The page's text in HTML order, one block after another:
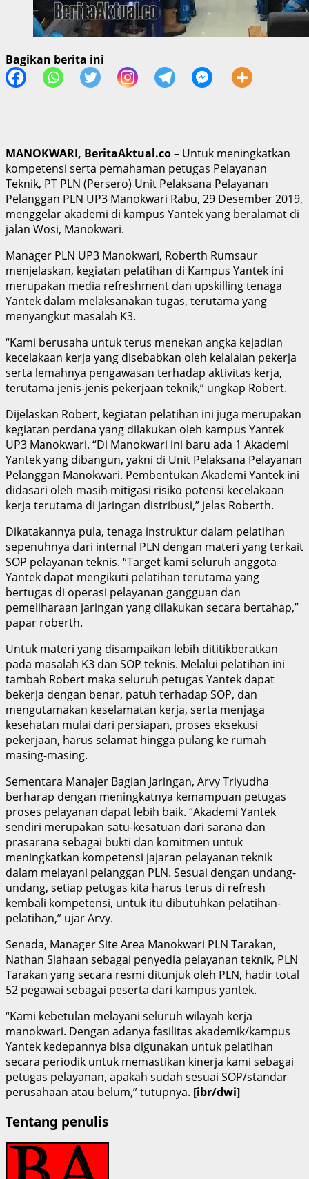
Bagikan berita ini
MANOKWARI, BeritaAktual.co – Untuk meningkatkan
kompetensi serta pemahaman petugas Pelayanan
Teknik, PT PLN (Persero) Unit Pelaksana Pelayanan
Pelanggan PLN UP3 Manokwari Rabu, 29 Desember 2019,
menggelar akademi di kampus Yantek yang beralamat di
jalan Wosi, Manokwari.
Manager PLN UP3 Manokwari, Roberth Rumsaur
menjelaskan, kegiatan pelatihan di Kampus Yantek ini
merupakan media refreshment dan upskilling tenaga
Yantek dalam melaksanakan tugas, terutama yang
menyangkut masalah K3.
“Kami berusaha untuk terus menekan angka kejadian
kecelakaan kerja yang disebabkan oleh kelalaian pekerja
serta lemahnya pengawasan terhadap aktivitas kerja,
terutama jenis-jenis pekerjaan teknik,” ungkap Robert.
Dijelaskan Robert, kegiatan pelatihan ini juga merupakan
kegiatan perdana yang dilakukan oleh kampus Yantek
UP3 Manokwari. “Di Manokwari ini baru ada 1 Akademi
Yantek yang dibangun, yakni di Unit Pelaksana Pelayanan
Pelanggan Manokwari. Pembentukan Akademi Yantek ini
didasari oleh masih mitigasi risiko potensi kecelakaan
kerja terutama di jaringan distribusi,” jelas Roberth.
Dikatakannya pula, tenaga instruktur dalam pelatihan
sepenuhnya dari internal PLN dengan materi yang terkait
SOP pelayanan teknis. “Target kami seluruh anggota
Yantek dapat mengikuti pelatihan terutama yang
bertugas di operasi pelayanan gangguan dan
pemeliharaan jaringan yang dilakukan secara bertahap,”
papar roberth.
Untuk materi yang disampaikan lebih dititikberatkan
pada masalah K3 dan SOP teknis. Melalui pelatihan ini
tambah Robert maka seluruh petugas Yantek dapat
bekerja dengan benar, patuh terhadap SOP, dan
mengutamakan keselamatan kerja, serta menjaga
kesehatan mulai dari persiapan, proses eksekusi
pekerjaan, harus selamat hingga pulang ke rumah
masing-masing.
Sementara Manajer Bagian Jaringan, Arvy Triyudha
berharap dengan meningkatnya kemampuan petugas
proses pelayanan dapat lebih baik. “Akademi Yantek
sendiri merupakan satu-kesatuan dari sarana dan
prasarana sebagai bukti dan komitmen untuk
meningkatkan kompetensi jajaran pelayanan teknik
dalam melayani pelanggan PLN. Sesuai dengan undang-
undang, setiap petugas kita harus terus di refresh
kembali kompetensi, untuk itu dibutuhkan pelatihan-
pelatihan,” ujar Arvy.
Senada, Manager Site Area Manokwari PLN Tarakan,
Nathan Siahaan sebagai penyedia pelayanan teknik, PLN
Tarakan yang secara resmi ditunjuk oleh PLN, hadir total
52 pegawai sebagai peserta dari kampus yantek.
“Kami kebetulan melayani seluruh wilayah kerja
manokwari. Dengan adanya fasilitas akademik/kampus
Yantek kedepannya bisa digunakan untuk pelatihan
secara periodik untuk memastikan kinerja kami sebagai
petugas pelayanan, apakah sudah sesuai SOP/standar
perusahaan atau belum,” tutupnya. [ibr/dwi]
Tentang penulis